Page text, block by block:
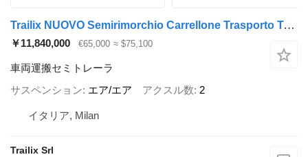
Trailix NUOVO Semirimorchio Carrellone Trasporto Trattori 2 Assi
￥11,840,000 €65,000 ≈ $75,100
車両運搬セミトレーラ
サスペンション エア/エア アクスル数 2
イタリア, Milan
Trailix Srl